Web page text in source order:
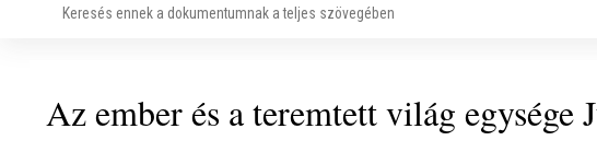
Az ember és a teremtett világ